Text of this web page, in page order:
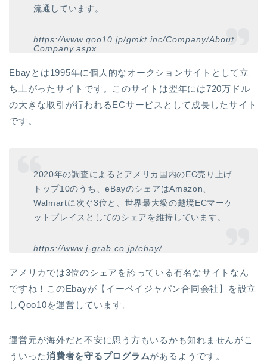
流通しています。
https://www.qoo10.jp/gmkt.inc/Company/About
Company.aspx
Ebayとは1995年に個人的なオークションサイトとして立
ち上がったサイトです。このサイトは翌年には720万ドル
の大きな取引が行われるECサービスとして成長したサイト
です。
2020年の調査によるとアメリカ国内のEC売り上げ
トップ10のうち、eBayのシェアはAmazon、
Walmartに次ぐ3位と、世界最大級の越境ECマーケ
ットプレイスとしてのシェアを維持しています。
https://www.j-grab.co.jp/ebay/
アメリカでは3位のシェアを誇っている有名なサイトなん
ですね！このEbayが【イーベイジャパン合同会社】を設立
しQoo10を運営しています。
運営元が海外だと不安に思う方もいるかも知れませんがこ
ういった消費者を守るプログラムがあるようです。